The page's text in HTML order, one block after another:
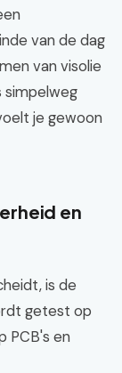
van de dag
van visolie
simpelweg
je gewoon
en
is de
getest op
PCB's en